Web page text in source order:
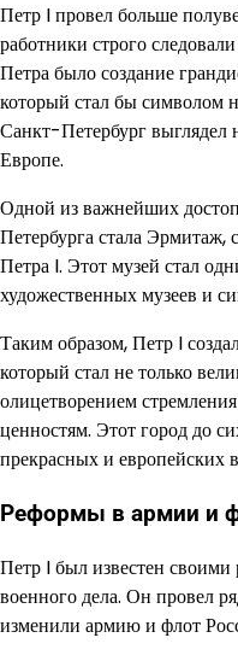
Петр I провел больше
работники строго
Петра было создание
который стал бы символом
Санкт-Петербург выглядел
Европе.
Одной из важнейших
Петербурга стала Эрмитаж,
Петра I. Этот музей стал
художественных музеев и
Таким образом, Петр I
который стал не только
олицетворением
ценностям. Этот город до
прекрасных и европейских
Реформы в армии и
Петр I был известен
военного дела. Он провел
изменили армию и флот